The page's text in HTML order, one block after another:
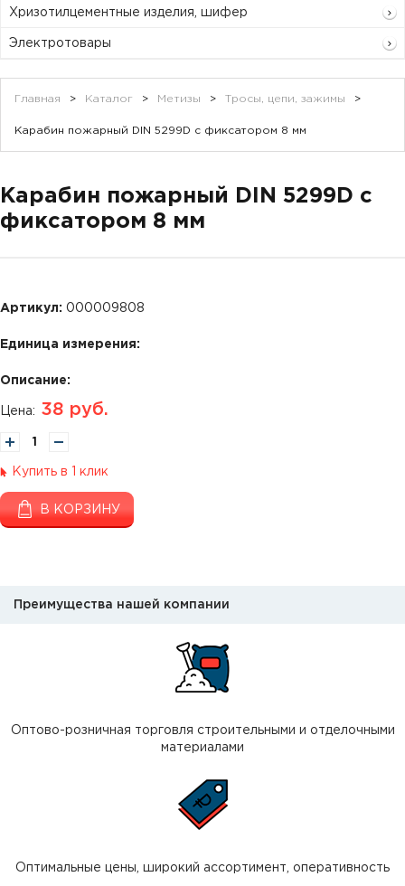
Хризотилцементные изделия, шифер
Электротовары
Главная > Каталог > Метизы > Тросы, цепи, зажимы >
Карабин пожарный DIN 5299D с фиксатором 8 мм
Карабин пожарный DIN 5299D с
фиксатором 8 мм
Артикул: 000009808
Единица измерения:
Описание:
Цена: 38 руб.
Купить в 1 клик
В КОРЗИНУ
Преимущества нашей компании
Оптово-розничная торговля строительными и отделочными
материалами
Оптимальные цены, широкий ассортимент, оперативность